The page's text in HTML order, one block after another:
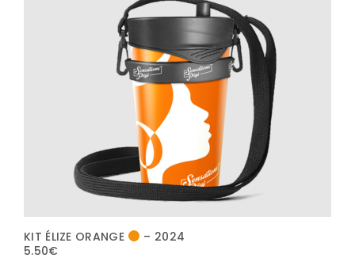
KIT ÉLIZE ORANGE
– 2024
5.50€